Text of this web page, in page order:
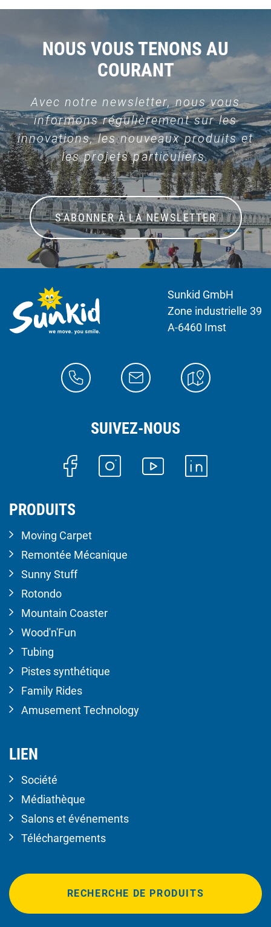
NOUS VOUS TENONS AU
COURANT
Avec notre newsletter, nous vous
informons régulièrement sur les
innovations, les nouveaux produits et
les projets particuliers.
S'ABONNER À LA NEWSLETTER
Sunkid GmbH
Zone industrielle 39
A-6460 Imst
SUIVEZ-NOUS
PRODUITS
Moving Carpet
Remontée Mécanique
Sunny Stuff
Rotondo
Mountain Coaster
Wood'n'Fun
Tubing
Pistes synthétique
Family Rides
Amusement Technology
LIEN
Société
Médiathèque
Salons et événements
Téléchargements
RECHERCHE DE PRODUITS